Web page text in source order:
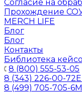
Согласие на
Прохождение
MERCH LIFE
Блог
Блог
Контакты
Библиотека
8 (800) 555-53-05
8 (343) 226-00-72
8 (499) 705-705-6